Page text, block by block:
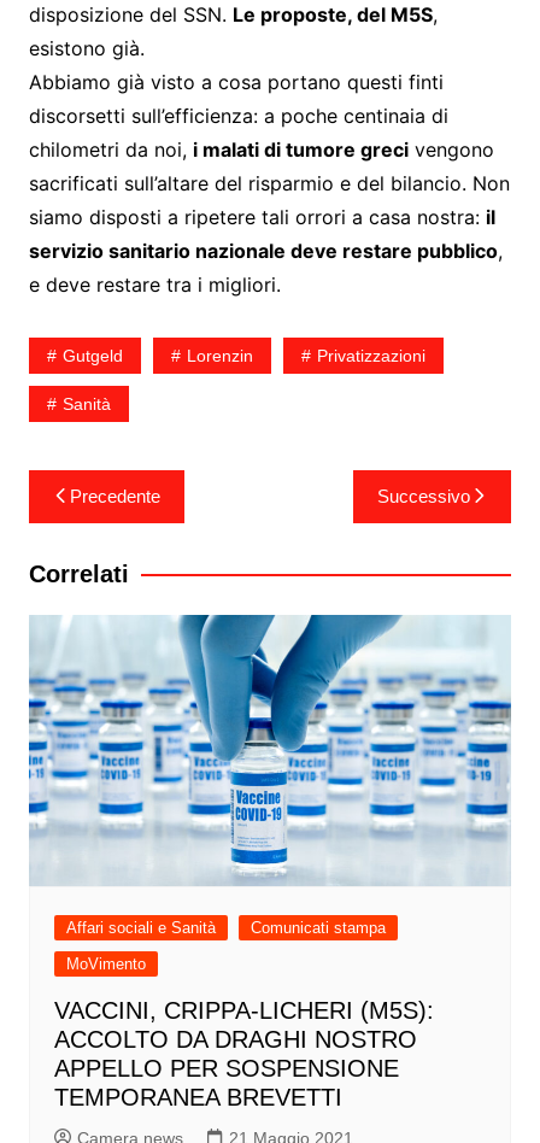
disposizione del SSN. Le proposte, del M5S,
esistono già.
Abbiamo già visto a cosa portano questi finti
discorsetti sull’efficienza: a poche centinaia di
chilometri da noi, i malati di tumore grecivengono
sacrificati sull’altare del risparmio e del bilancio. Non
siamo disposti a ripetere tali orrori a casa nostra: il
servizio sanitario nazionale deve restare pubblico,
e deve restare tra i migliori.
Gutgeld Lorenzin Privatizzazioni
Sanità
Navigazione
articoli
Precedente Successivo
Correlati
Affari sociali e Sanità
Comunicati stampa
MoVimento
VACCINI, CRIPPA-LICHERI (M5S):
ACCOLTO DA DRAGHI NOSTRO
APPELLO PER SOSPENSIONE
TEMPORANEA BREVETTI
Camera news 21 Maggio 2021